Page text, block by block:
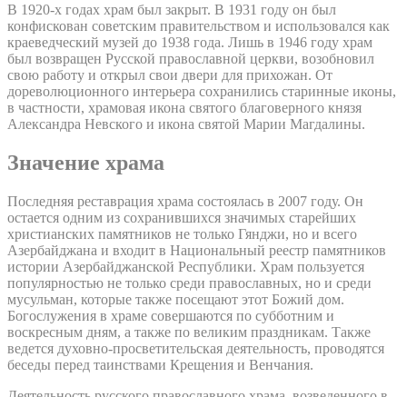
В 1920-х годах храм был закрыт. В 1931 году он был
конфискован советским правительством и использовался как
краеведческий музей до 1938 года. Лишь в 1946 году храм
был возвращен Русской православной церкви, возобновил
свою работу и открыл свои двери для прихожан. От
дореволюционного интерьера сохранились старинные иконы,
в частности, храмовая икона святого благоверного князя
Александра Невского и икона святой Марии Магдалины.
Значение храма
Последняя реставрация храма состоялась в 2007 году. Он
остается одним из сохранившихся значимых старейших
христианских памятников не только Гянджи, но и всего
Азербайджана и входит в Национальный реестр памятников
истории Азербайджанской Республики. Храм пользуется
популярностью не только среди православных, но и среди
мусульман, которые также посещают этот Божий дом.
Богослужения в храме совершаются по субботним и
воскресным дням, а также по великим праздникам. Также
ведется духовно-просветительская деятельность, проводятся
беседы перед таинствами Крещения и Венчания.